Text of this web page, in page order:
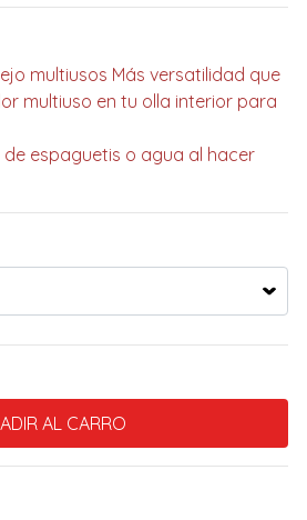
multiusos Más versatilidad que
multiuso en tu olla interior para
espaguetis o agua al hacer